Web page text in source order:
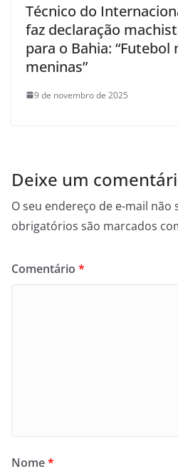
Técnico do
faz declaração
para o Bahia: “Futebol
meninas”
9 de novembro de 2025
Deixe um
O seu endereço de e-mail não
obrigatórios são marcados
Comentário *
Nome*